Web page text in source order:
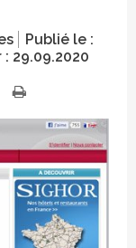
Publié le :
: 29.09.2020